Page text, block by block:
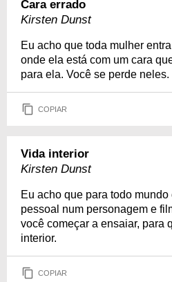
Cara errado
Kirsten Dunst
Eu acho que toda mulher
onde ela está com um cara
para ela. Você se perde neles.
COPIAR
Vida interior
Kirsten Dunst
Eu acho que para todo
pessoal num personagem e
você começar a ensaiar, para
interior.
COPIAR